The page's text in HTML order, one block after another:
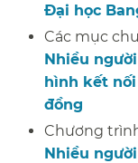
Đại học
Các mục
Nhiều
hình kết nối
đồng
Chương
Nhiều